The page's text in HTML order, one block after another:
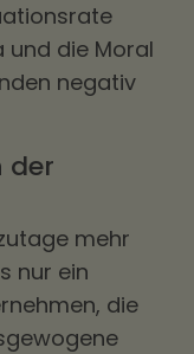
und die Moral
negativ
der
mehr
nur ein
die